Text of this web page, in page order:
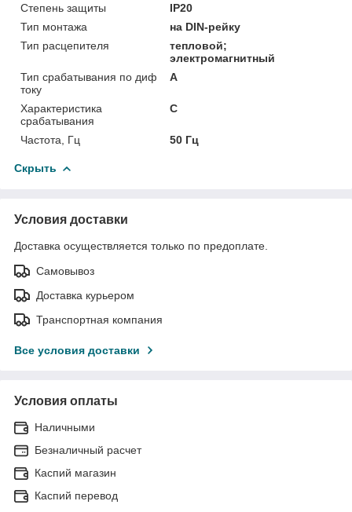
Степень защиты
IP20
Тип монтажа
на DIN-рейку
Тип расцепителя
тепловой;
электромагнитный
Тип срабатывания по диф
току
A
Характеристика
срабатывания
C
Частота, Гц 50 Гц
Скрыть
Условия доставки
Доставка осуществляется только по предоплате.
Самовывоз
Доставка курьером
Транспортная компания
Все условия доставки
Условия оплаты
Наличными
Безналичный расчет
Каспий магазин
Каспий перевод